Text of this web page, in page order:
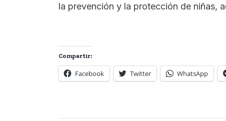
la prevención y la protección de niñas,
Compartir:
Facebook Twitter WhatsApp